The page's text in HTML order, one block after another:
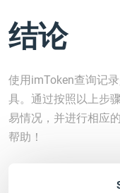
结论
使用imToken查询记
具。通过按照以上步
易情况，并进行相应
帮助！